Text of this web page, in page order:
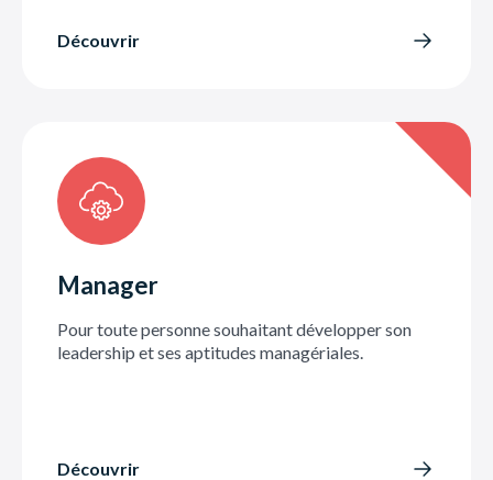
Découvrir
Manager
Pour toute personne souhaitant développer son
leadership et ses aptitudes managériales.
Découvrir